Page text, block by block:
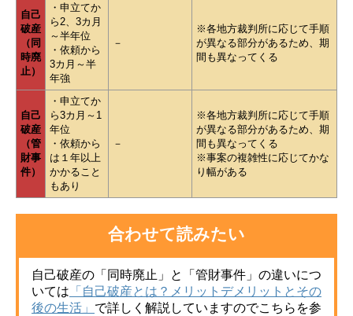
自己
破産
（同
時廃
止）
・申立てか
ら2、3カ月
～半年位
・依頼から
3カ月～半
年強
－
※各地方裁判所に応じて手順
が異なる部分があるため、期
間も異なってくる
自己
破産
（管
財事
件）
・申立てか
ら3カ月～1
年位
・依頼から
は１年以上
かかること
もあり
－
※各地方裁判所に応じて手順
が異なる部分があるため、期
間も異なってくる
※事案の複雑性に応じてかな
り幅がある
合わせて読みたい
自己破産の「同時廃止」と「管財事件」の違いにつ
いては 「自己破産とは？メリットデメリットとその
後の生活」 で詳しく解説していますのでこちらを参